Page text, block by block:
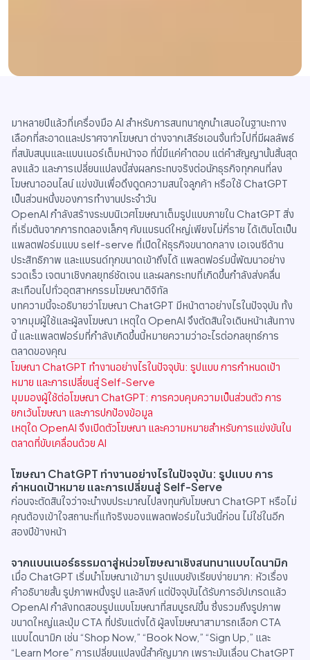
มาหลายปีแล้วที่เครื่องมือ AI สำหรับการสนทนาถูกนำเสนอในฐานะทาง
เลือกที่สะอาดและปราศจากโฆษณา ต่างจากเสิร์ชเอนจิ้นทั่วไปที่มีผลลัพธ์
ที่สนับสนุนและแบนเนอร์เต็มหน้าจอ ที่นี่มีแค่คำตอบ แต่คำสัญญานั้นสิ้นสุด
ลงแล้ว และการเปลี่ยนแปลงนี้ส่งผลกระทบจริงต่อนักธุรกิจทุกคนที่ลง
โฆษณาออนไลน์ แข่งขันเพื่อดึงดูดความสนใจลูกค้า หรือใช้ ChatGPT
เป็นส่วนหนึ่งของการทำงานประจำวัน
OpenAI กำลังสร้างระบบนิเวศโฆษณาเต็มรูปแบบภายใน ChatGPT สิ่ง
ที่เริ่มต้นจากการทดลองเล็กๆ กับแบรนด์ใหญ่เพียงไม่กี่ราย ได้เติบโตเป็น
แพลตฟอร์มแบบ self-serve ที่เปิดให้ธุรกิจขนาดกลาง เอเจนซีด้าน
ประสิทธิภาพ และแบรนด์ทุกขนาดเข้าถึงได้ แพลตฟอร์มนี้พัฒนาอย่าง
รวดเร็ว เจตนาเชิงกลยุทธ์ชัดเจน และผลกระทบที่เกิดขึ้นกำลังส่งคลื่น
สะเทือนไปทั่วอุตสาหกรรมโฆษณาดิจิทัล
บทความนี้จะอธิบายว่าโฆษณา ChatGPT มีหน้าตาอย่างไรในปัจจุบัน ทั้ง
จากมุมผู้ใช้และผู้ลงโฆษณา เหตุใด OpenAI จึงตัดสินใจเดินหน้าเส้นทาง
นี้ และแพลตฟอร์มที่กำลังเกิดขึ้นนี้หมายความว่าอะไรต่อกลยุทธ์การ
ตลาดของคุณ
โฆษณา ChatGPT ทำงานอย่างไรในปัจจุบัน: รูปแบบ การกำหนดเป้า
หมาย และการเปลี่ยนสู่ Self-Serve
มุมมองผู้ใช้ต่อโฆษณา ChatGPT: การควบคุมความเป็นส่วนตัว การ
ยกเว้นโฆษณา และการปกป้องข้อมูล
เหตุใด OpenAI จึงเปิดตัวโฆษณา และความหมายสำหรับการแข่งขันใน
ตลาดที่ขับเคลื่อนด้วย AI
โฆษณา ChatGPT ทำงานอย่างไรในปัจจุบัน: รูปแบบ การ
กำหนดเป้าหมาย และการเปลี่ยนสู่ Self-Serve
ก่อนจะตัดสินใจว่าจะนำงบประมาณไปลงทุนกับโฆษณา ChatGPT หรือไม่
คุณต้องเข้าใจสถานะที่แท้จริงของแพลตฟอร์มในวันนี้ก่อน ไม่ใช่ในอีก
สองปีข้างหน้า
จากแบนเนอร์ธรรมดาสู่หน่วยโฆษณาเชิงสนทนาแบบไดนามิก
เมื่อ ChatGPT เริ่มนำโฆษณาเข้ามา รูปแบบยังเรียบง่ายมาก: หัวเรื่อง
คำอธิบายสั้น รูปภาพหนึ่งรูป และลิงก์ แต่ปัจจุบันได้รับการอัปเกรดแล้ว
OpenAI กำลังทดสอบรูปแบบโฆษณาที่สมบูรณ์ขึ้น ซึ่งรวมถึงรูปภาพ
ขนาดใหญ่และปุ่ม CTA ที่ปรับแต่งได้ ผู้ลงโฆษณาสามารถเลือก CTA
แบบไดนามิก เช่น “Shop Now,” “Book Now,” “Sign Up,” และ
“Learn More” การเปลี่ยนแปลงนี้สำคัญมาก เพราะมันเลื่อน ChatGPT